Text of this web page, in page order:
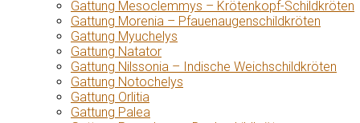
Gattung Mesoclemmys – Krötenkopf-Schildkröten
Gattung Morenia – Pfauenaugenschildkröten
Gattung Myuchelys
Gattung Natator
Gattung Nilssonia – Indische Weichschildkröten
Gattung Notochelys
Gattung Orlitia
Gattung Palea